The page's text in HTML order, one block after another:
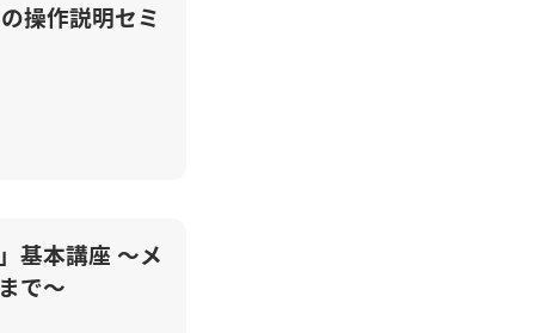
操作説明セミ
基本講座 ～メ
で～